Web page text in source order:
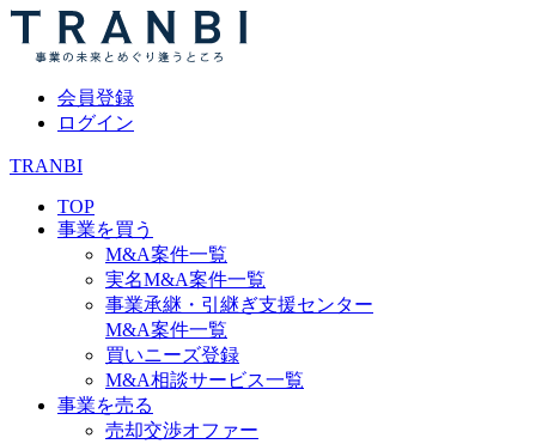
会員登録
ログイン
TRANBI
TOP
事業を買う
M&A案件一覧
実名M&A案件一覧
事業承継・引継ぎ支援センター
M&A案件一覧
買いニーズ登録
M&A相談サービス一覧
事業を売る
売却交渉オファー